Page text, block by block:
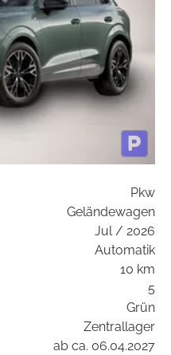
Pkw
Geländewagen
Jul / 2026
Automatik
10 km
5
Grün
Zentrallager
ab ca. 06.04.2027